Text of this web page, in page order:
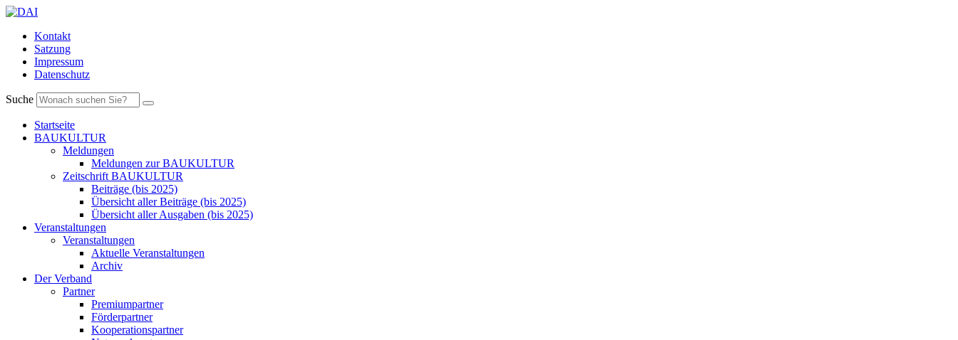
Kontakt
Satzung
Impressum
Datenschutz
Suche
Startseite
BAUKULTUR
Meldungen
Meldungen zur BAUKULTUR
Zeitschrift BAUKULTUR
Beiträge (bis 2025)
Übersicht aller Beiträge (bis 2025)
Übersicht aller Ausgaben (bis 2025)
Veranstaltungen
Veranstaltungen
Aktuelle Veranstaltungen
Archiv
Der Verband
Partner
Premiumpartner
Förderpartner
Kooperationspartner